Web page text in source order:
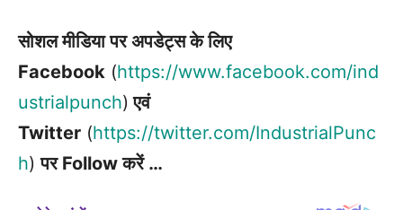
सोशल मीडिया पर अपडेट्स के लिए
Facebook (https://www.facebook.com/ind
ustrialpunch) एवं
Twitter (https://twitter.com/IndustrialPunc
h)पर Follow करें …